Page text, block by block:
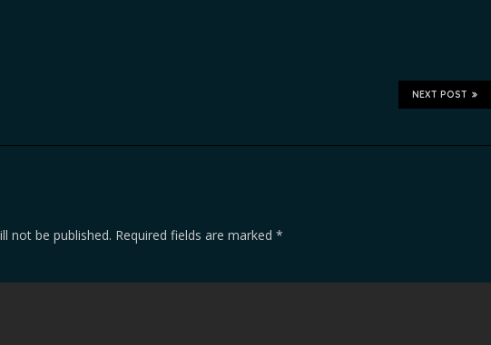
NEXT POST
not be published. Required fields are marked *